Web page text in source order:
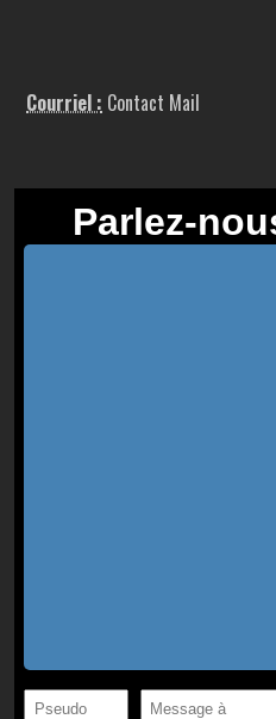
Courriel : Contact Mail